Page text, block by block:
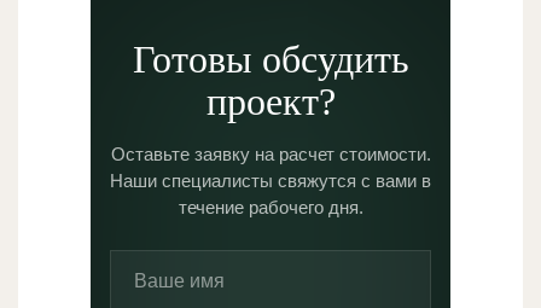
Готовы обсудить
проект?
Оставьте заявку на расчет стоимости.
Наши специалисты свяжутся с вами в
течение рабочего дня.